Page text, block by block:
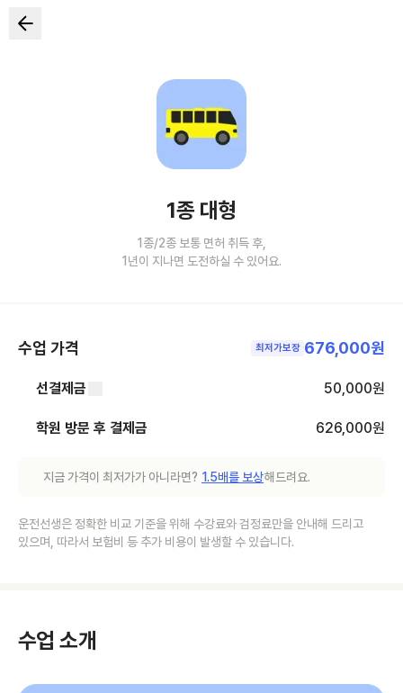
1종 대형
1종/2종 보통 면허 취득 후,
1년이 지나면 도전하실 수 있어요.
수업 가격 최저가보장 676,000원
선결제금 50,000원
학원 방문 후 결제금 626,000원
지금 가격이 최저가가 아니라면? 1.5배를 보상해드려요.
운전선생은 정확한 비교 기준을 위해 수강료와 검정료만을 안내해 드리고
있으며, 따라서 보험비 등 추가 비용이 발생할 수 있습니다.
수업 소개